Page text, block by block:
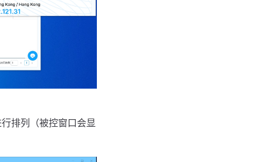
排列（被控窗口会显